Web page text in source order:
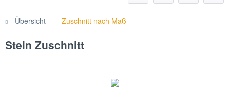
Übersicht Zuschnitt nach Maß
Stein Zuschnitt